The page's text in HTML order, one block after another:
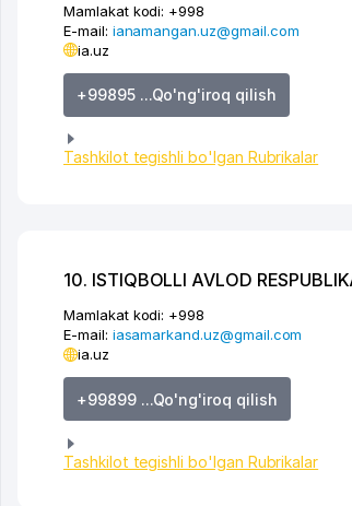
Mamlakat kodi: +998
E-mail: ianamangan.uz@gmail.com
ia.uz
+99895 ...Qo'ng'iroq qilish
Tashkilot tegishli bo'lgan Rubrikalar
10. ISTIQBOLLI AVLOD
Mamlakat kodi: +998
E-mail: iasamarkand.uz@gmail.com
ia.uz
+99899 ...Qo'ng'iroq qilish
Tashkilot tegishli bo'lgan Rubrikalar